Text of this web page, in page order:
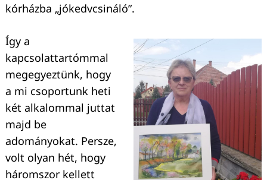
kórházba „jókedvcsináló”.
Így a
kapcsolattartómmal
megegyeztünk, hogy
a mi csoportunk heti
két alkalommal juttat
majd be
adományokat. Persze,
volt olyan hét, hogy
háromszor kellett